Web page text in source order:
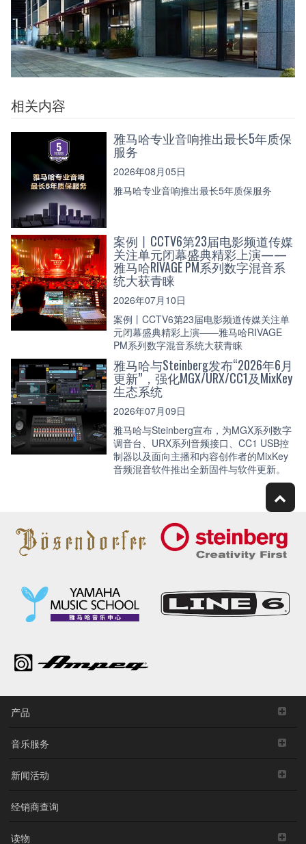
相关内容
雅马哈专业音响推出最长5年质保
服务
2026年08月05日
雅马哈专业音响推出最长5年质保服务
案例丨CCTV6第23届电影频道传媒
关注单元闭幕盛典精彩上演——
雅马哈RIVAGE PM系列数字混音系
统大获青睐
2026年07月10日
案例丨CCTV6第23届电影频道传媒关注单
元闭幕盛典精彩上演——雅马哈RIVAGE
PM系列数字混音系统大获青睐
雅马哈与Steinberg发布“2026年6月
更新”，强化MGX/URX/CC1及MixKey
生态系统
2026年07月09日
雅马哈与Steinberg宣布，为MGX系列数字
调音台、URX系列音频接口、CC1 USB控
制器以及面向主播和内容创作者的MixKey
音频混音软件推出全新固件与软件更新。
产品
音乐服务
新闻活动
经销商查询
读物